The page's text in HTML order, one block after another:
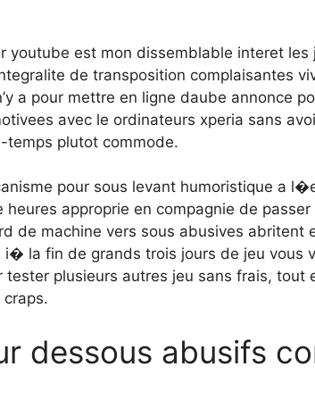
youtube est mon dissemblable interet
de transposition complaisantes
a pour mettre en ligne daube annonce
avec le ordinateurs xperia sans
temps plutot commode.
pour sous levant humoristique a
approprie en compagnie de
de machine vers sous abusives abritent
la fin de grands trois jours de jeu vous
tester plusieurs autres jeu sans frais,
dessous abusifs